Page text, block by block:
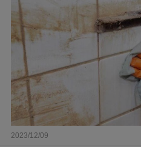
2023/12/09